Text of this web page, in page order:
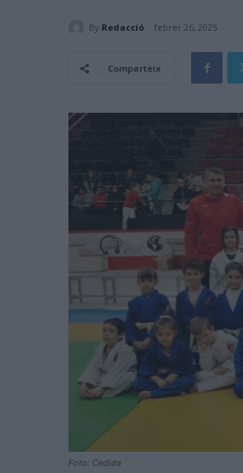
By Redacció febrer 26, 2025
Comparteix
Foto: Cedida